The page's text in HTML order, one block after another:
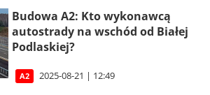
Budowa A2: Kto wykonawcą
autostrady na wschód od Białej
Podlaskiej?
A2 2025-08-21 | 12:49